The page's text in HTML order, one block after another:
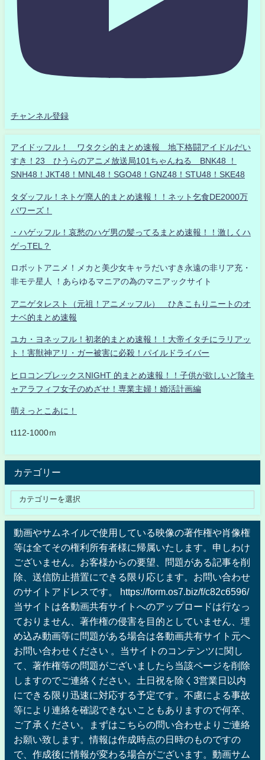
チャンネル登録
アイドッフル！ ワタクシ的まとめ速報 地下格闘アイドルだい
すき！23 ひうらのアニメ放送局101ちゃんねる BNK48 ！
SNH48！JKT48！MNL48！SGO48！GNZ48！STU48！SKE48
タダッフル！ネトゲ廃人的まとめ速報！！ネット乞食DE2000万
パワーズ！
・ハゲッフル！哀愁のハゲ男の髪ってるまとめ速報！！激しくハ
ゲっTEL？
ロボットアニメ！メカと美少女キャラだいすき永遠の非リア充・
非モテ星人 ！あらゆるマニアの為のマニアックサイト
アニゲタレスト（元祖！アニメッフル） ひきこもりニートのオ
ナベ的まとめ速報
ユカ・ヨネッフル！初老的まとめ速報！！大帝イタチにラリアッ
ト！害獣神アリ・ガー被害に必殺！パイルドライバー
ヒロコンプレックスNIGHT 的まとめ速報！！子供が欲しいど陰キ
ャアラフィフ女子のめざせ！専業主婦！婚活計画編
萌えっとこあに！
t112-1000ｍ
カテゴリー
動画やサムネイルで使用している映像の著作権や肖像権
等は全てその権利所有者様に帰属いたします。申しわけ
ございません。お客様からの要望、問題がある記事を削
除、送信防止措置にできる限り応じます。お問い合わせ
のサイトアドレスです。 https://form.os7.biz/f/c82c6596/
当サイトは各動画共有サイトへのアップロードは行なっ
ておりません、著作権の侵害を目的としていません、埋
め込み動画等に問題がある場合は各動画共有サイト元へ
お問い合わせください 。当サイトのコンテンツに関し
て、著作権等の問題がございましたら当該ページを削除
しますのでご連絡ください。土日祝を除く3営業日以内
にできる限り迅速に対応する予定です。不慮による事故
等により連絡を確認できないこともありますので何卒、
ご了承ください。まずはこちらの問い合わせよりご連絡
お願い致します。情報は作成時点の日時のものですの
で、作成後に情報が変わる場合がございます。動画サム